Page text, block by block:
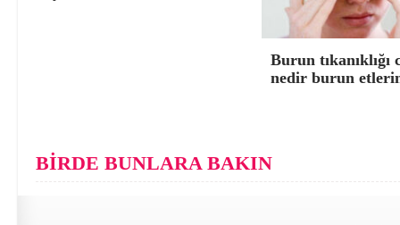
Burun tıkanıklığı
nedir burun
BİRDE BUNLARA BAKIN